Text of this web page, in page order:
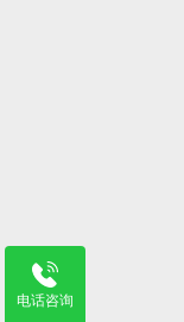
电话咨询